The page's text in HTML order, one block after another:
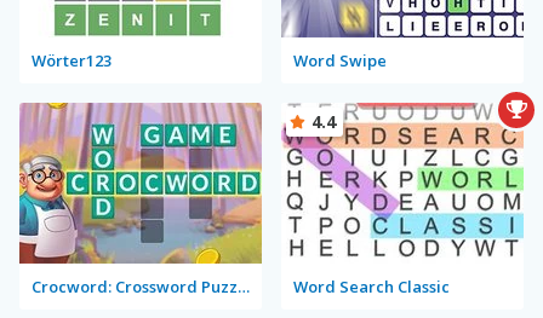
Wörter123 Word Swipe
Crocword: Crossword Puzzle Game Word Search Classic
4.4